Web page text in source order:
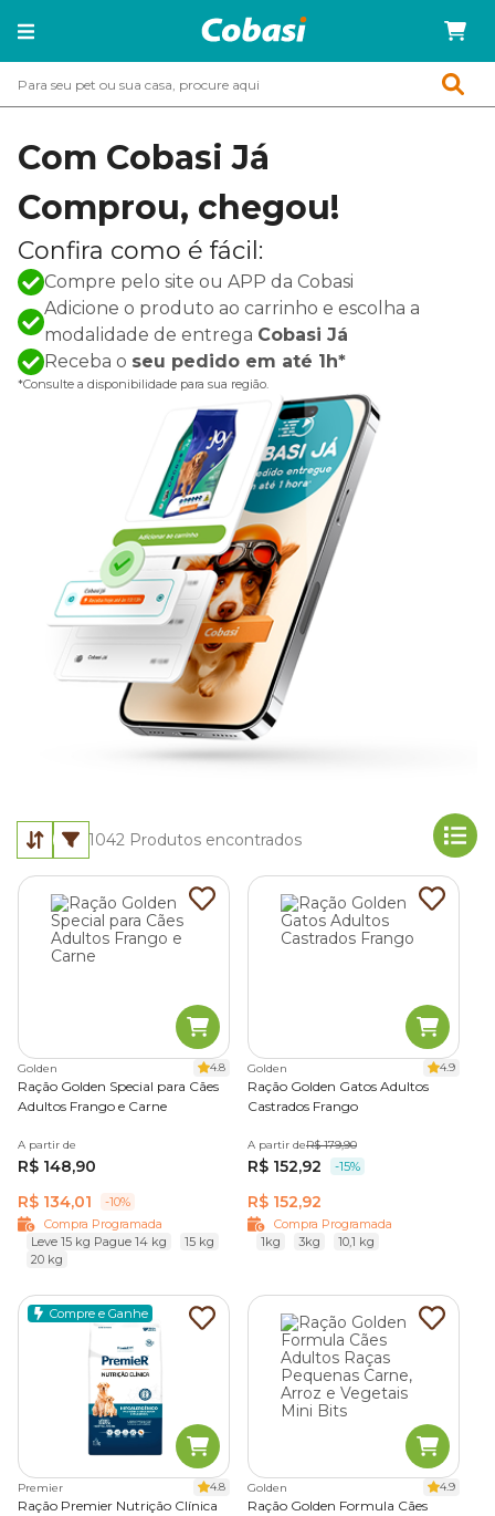
Com Cobasi Já
Comprou, chegou!
Confira como é fácil:
Compre pelo site ou APP da Cobasi
Adicione o produto ao carrinho e escolha a
modalidade de entrega Cobasi Já
Receba o seu pedido em até 1h*
*Consulte a disponibilidade para sua região.
1042 Produtos encontrados
Golden 4.8
Ração Golden Special para Cães
Adultos Frango e Carne
A partir de
R$ 148,90
R$ 134,01
-10%
Compra Programada
Leve 15 kg Pague 14 kg
15 kg
20 kg
Golden 4.9
Ração Golden Gatos Adultos
Castrados Frango
A partir deR$ 179,90
R$ 152,92 -15%
R$ 152,92
Compra Programada
1kg
3kg 10,1 kg
Compre e Ganhe
Premier 4.8
Ração Premier Nutrição Clínica
Golden 4.9
Ração Golden Formula Cães